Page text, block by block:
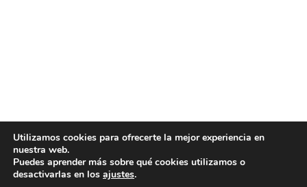
Utilizamos cookies para ofrecerte la mejor experiencia en
nuestra web.
Puedes aprender más sobre qué cookies utilizamos o
desactivarlas en los ajustes.